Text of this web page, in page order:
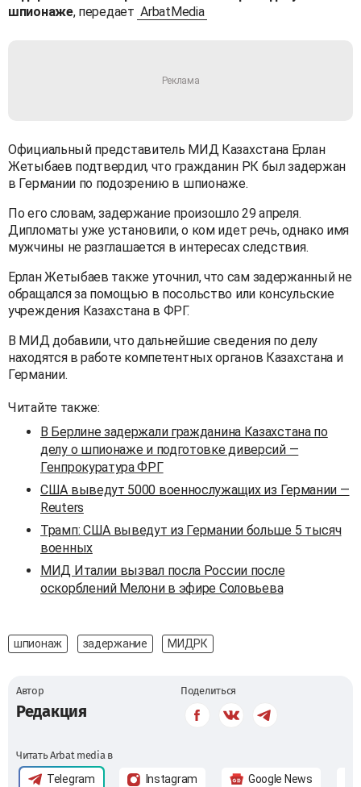
шпионаже, передает ArbatMedia
Официальный представитель МИД Казахстана Ерлан
Жетыбаев подтвердил, что гражданин РК был задержан
в Германии по подозрению в шпионаже.
По его словам, задержание произошло 29 апреля.
Дипломаты уже установили, о ком идет речь, однако имя
мужчины не разглашается в интересах следствия.
Ерлан Жетыбаев также уточнил, что сам задержанный не
обращался за помощью в посольство или консульские
учреждения Казахстана в ФРГ.
В МИД добавили, что дальнейшие сведения по делу
находятся в работе компетентных органов Казахстана и
Германии.
Читайте также:
В Берлине задержали гражданина Казахстана по
делу о шпионаже и подготовке диверсий —
Генпрокуратура ФРГ
США выведут 5000 военнослужащих из Германии —
Reuters
Трамп: США выведут из Германии больше 5 тысяч
военных
МИД Италии вызвал посла России после
оскорблений Мелони в эфире Соловьева
шпионаж задержание МИДРК
Автор
Редакция
Поделиться
Читать Arbat media в
Telegram Instagram Google News